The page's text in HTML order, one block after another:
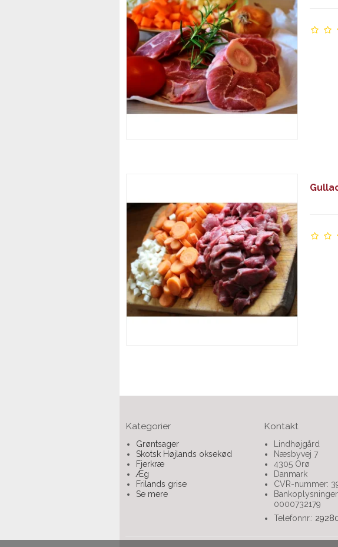
Kategorier
Grøntsager
Skotsk Højlands oksekød
Fjerkræ
Æg
Frilands grise
Se mere
Kontakt
Lindhøjgård
Næsbyvej 7
4305 Orø
Danmark
CVR-nummer:
0000732179
Telefonnr.: